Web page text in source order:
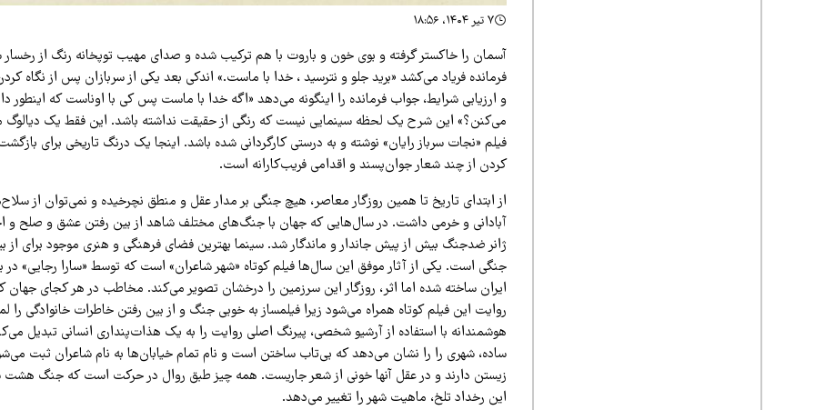
۷ تیر ۱۴۰۴، ۱۸:۵۶
آسمان را خاکستر گرفته و بوی خون و باروت با هم ترکیب شده و صدای مهیب توپخانه رنگ از رخسار
فرمانده فریاد می‌کشد «برید جلو و نترسید ، خدا با ماست.» اندکی بعد یکی از سربازان پس از نگاه
و ارزیابی شرایط، جواب فرمانده را اینگونه می‌دهد «اگه خدا با ماست پس کی با اوناست که اینطور
می‌کنن؟» این شرح یک لحظه سینمایی نیست که رنگی از حقیقت نداشته باشد. این فقط یک دیالوگ
فیلم «نجات سرباز رایان» نوشته و به درستی کارگردانی شده باشد. اینجا یک درنگ تاریخی برای
کردن از چند شعار جوان‌پسند و اقدامی فریب‌کارانه است.
از ابتدای تاریخ تا همین روزگار معاصر، هیچ جنگی بر مدار عقل و منطق نچرخیده و نمی‌توان از
آبادانی و خرمی داشت. در سال‌هایی که جهان با جنگ‌های مختلف شاهد از بین رفتن عشق و صلح و
ژانر ضدجنگ بیش از پیش جاندار و ماندگار شد. سینما بهترین فضای فرهنگی و هنری موجود برای از
جنگی است. یکی از آثار موفق این سال‌ها فیلم کوتاه «شهر شاعران» است که توسط «سارا رجایی» در
ایران ساخته شده اما اثر، روزگار این سرزمین را درخشان تصویر می‌کند. مخاطب در هر کجای جهان
روایت این فیلم کوتاه همراه می‌شود زیرا فیلمساز به خوبی جنگ و از بین رفتن خاطرات خانوادگی را
هوشمندانه با استفاده از آرشیو شخصی، پیرنگ اصلی روایت را به یک هذات‌پنداری انسانی تبدیل
ساده، شهری را را نشان می‌دهد که بی‌تاب ساختن است و نام تمام خیابان‌ها به نام شاعران ثبت
زیستن دارند و در عقل آنها خونی از شعر جاریست. همه چیز طبق روال در حرکت است که جنگ هشت
این رخداد تلخ، ماهیت شهر را تغییر می‌دهد.